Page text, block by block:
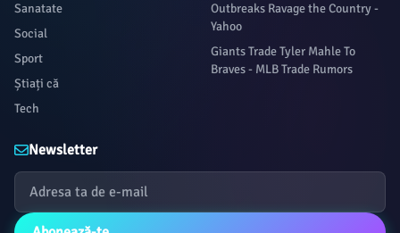
Sanatate
Social
Sport
Știați că
Tech
Outbreaks Ravage the Country -
Yahoo
Giants Trade Tyler Mahle To
Braves - MLB Trade Rumors
Newsletter